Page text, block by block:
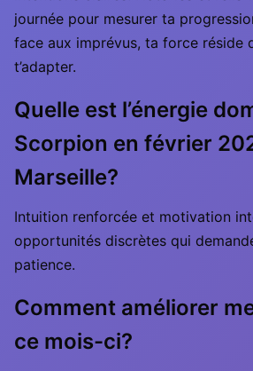
journée pour mesurer ta
face aux imprévus, ta force réside
t’adapter.
Quelle est l’énergie
Scorpion en février
Marseille?
Intuition renforcée et motivation
opportunités discrètes qui
patience.
Comment améliorer
ce mois-ci?